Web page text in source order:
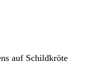
auf Schildkröte